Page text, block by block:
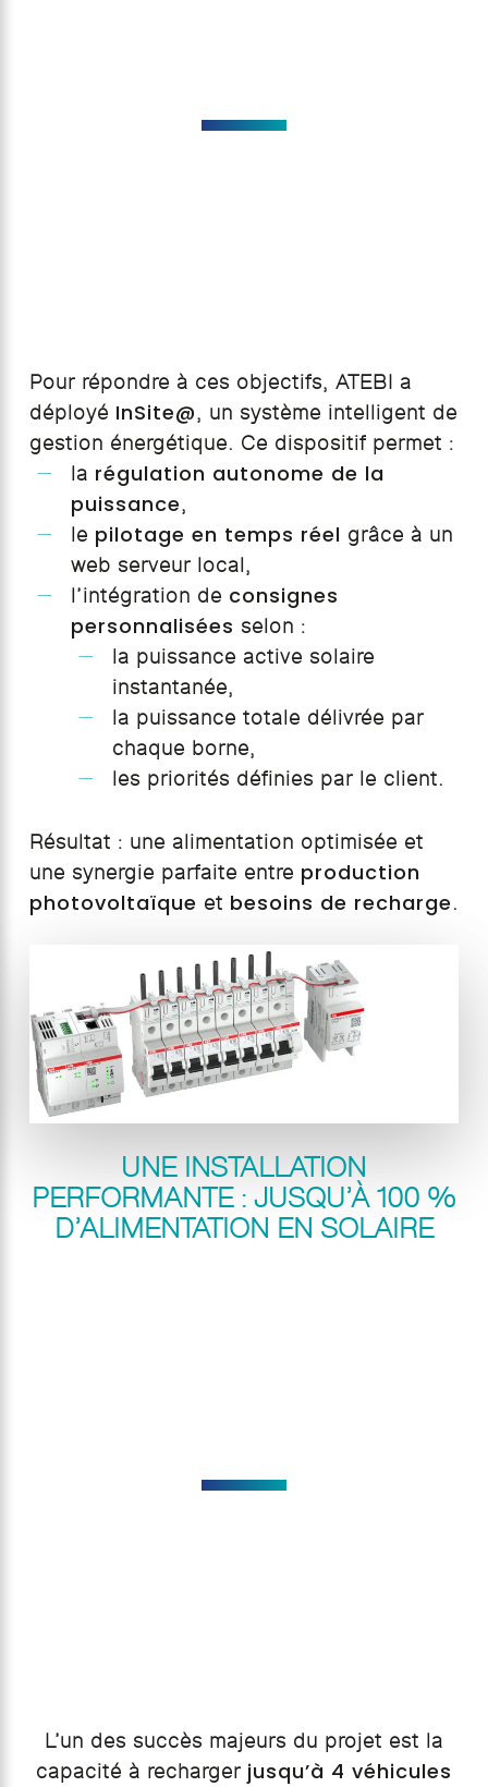
Pour répondre à ces objectifs, ATEBI a
déployé InSite@
, un système intelligent de
gestion énergétique. Ce dispositif permet :
la régulation autonome de la
puissance
le pilotage en temps réel grâce à un
web serveur local,
l’intégration de consignes
personnalisées selon :
la puissance active solaire
instantanée,
la puissance totale délivrée par
chaque borne,
les priorités définies par le client.
Résultat : une alimentation optimisée et
une synergie parfaite entre production
photovoltaïque et besoins de recharge
UNE INSTALLATION
PERFORMANTE : JUSQU’À 100 %
D’ALIMENTATION EN SOLAIRE
L’un des succès majeurs du projet est la
capacité à recharger jusqu’à 4 véhicules